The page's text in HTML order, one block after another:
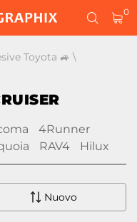
0
Toyota 🚙 \
4Runner
RAV4 Hilux
Nuovo